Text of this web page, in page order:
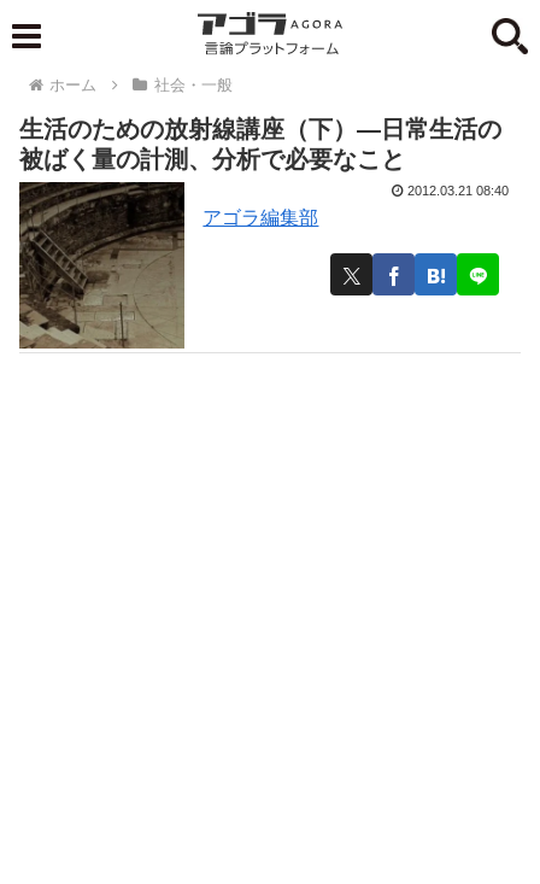
ホーム 社会・一般
生活のための放射線講座（下）—日常生活の
被ばく量の計測、分析で必要なこと
アゴラ編集部
2012.03.21 08:40